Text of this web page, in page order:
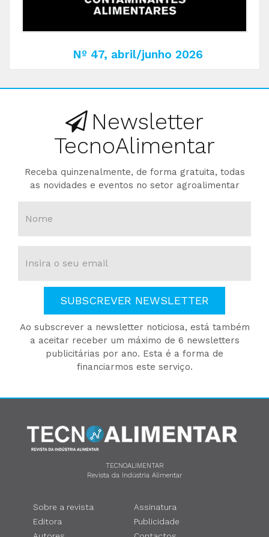
Nº 47, abril/junho 2026
Newsletter
TecnoAlimentar
Receba quinzenalmente, de forma gratuita, todas
as novidades e eventos no setor agroalimentar
SUBSCREVER NEWSLETTER
Ao subscrever a newsletter noticiosa, está também
a aceitar receber um máximo de 6 newsletters
publicitárias por ano. Esta é a forma de
financiarmos este serviço.
TECNOALIMENTAR
Revista da Indústria Alimentar
Sobre a revista
Editora
Assinatura
Publicidade